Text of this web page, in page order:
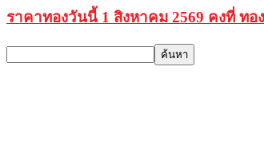
ราคาทองวันนี้ 1 สิงหาคม 2569 คงที่ ท